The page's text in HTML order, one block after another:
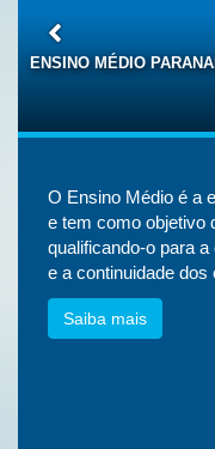
ENSINO MÉDIO
O Ensino Médio é a
e tem como objetivo
qualificando-o para
e a continuidade dos
Saiba mais